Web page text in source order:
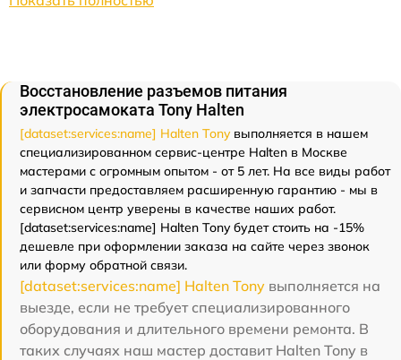
Восстановление разъемов питания
электросамоката Tony Halten
[dataset:services:name] Halten Tonyвыполняется в нашем
специализированном сервис-центре Halten в Москве
мастерами с огромным опытом - от 5 лет. На все виды работ
и запчасти предоставляем расширенную гарантию - мы в
сервисном центр уверены в качестве наших работ.
[dataset:services:name] Halten Tony будет стоить на -15%
дешевле при оформлении заказа на сайте через звонок
или форму обратной связи.
[dataset:services:name] Halten Tony выполняется на
выезде, если не требует специализированного
оборудования и длительного времени ремонта. В
таких случаях наш мастер доставит Halten Tony в